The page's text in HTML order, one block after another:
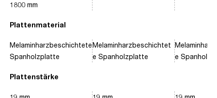
Plattenmaterial
Plattenstärke
1800 mm
Melaminharzbeschichtete
Spanholzplatte
Melaminharzbeschichtet
e Spanholzplatte
e